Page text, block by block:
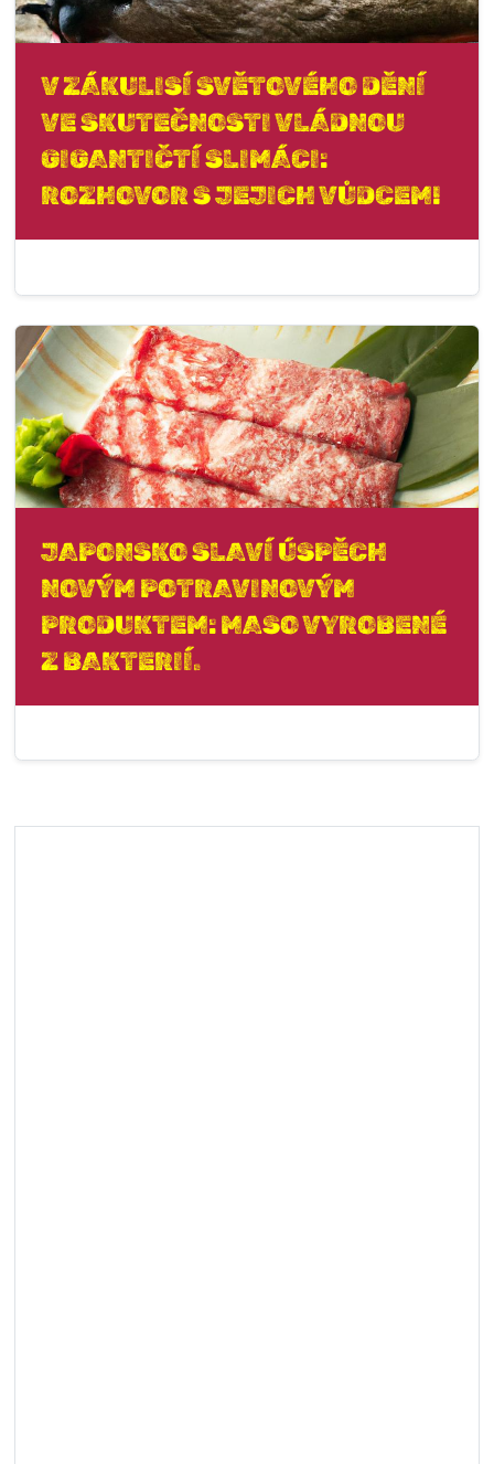
V ZÁKULISÍ SVĚTOVÉHO DĚNÍ
VE SKUTEČNOSTI VLÁDNOU
GIGANTIČTÍ SLIMÁCI:
ROZHOVOR S JEJICH VŮDCEM!
JAPONSKO SLAVÍ ÚSPĚCH
NOVÝM POTRAVINOVÝM
PRODUKTEM: MASO VYROBENÉ
Z BAKTERIÍ.